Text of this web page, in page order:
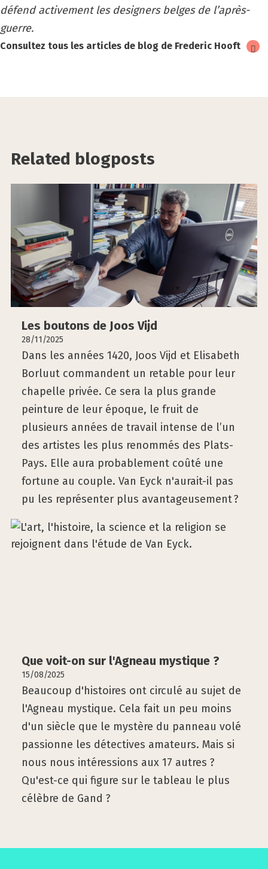
défend activement les designers belges de l’après-
guerre.
Consultez tous les articles de blog de Frederic Hooft
Related blogposts
Les bou­tons de Joos Vijd
28/11/2025
Dans les années 1420, Joos Vijd et Elisabeth
Borluut commandent un retable pour leur
chapelle privée. Ce sera la plus grande
peinture de leur époque, le fruit de
plusieurs années de travail intense de l’un
des artistes les plus renommés des Plats-
Pays. Elle aura probablement coûté une
fortune au couple. Van Eyck n'aurait-il pas
pu les représenter plus avantageusement ?
Que voit-on sur l'Agneau mys­tique ?
15/08/2025
Beaucoup d'histoires ont circulé au sujet de
l'Agneau mystique. Cela fait un peu moins
d'un siècle que le mystère du panneau volé
passionne les détectives amateurs. Mais si
nous nous intéressions aux 17 autres ?
Qu'est-ce qui figure sur le tableau le plus
célèbre de Gand ?